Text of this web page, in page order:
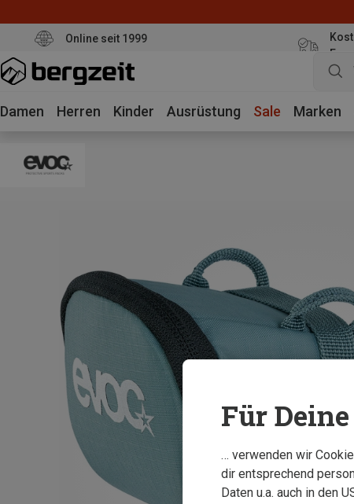
Online seit 1999
Euro
Damen Herren Kinder Ausrüstung Sale Marken
Für
… verwenden wir
dir entsprechend
Daten u.a. auch in den